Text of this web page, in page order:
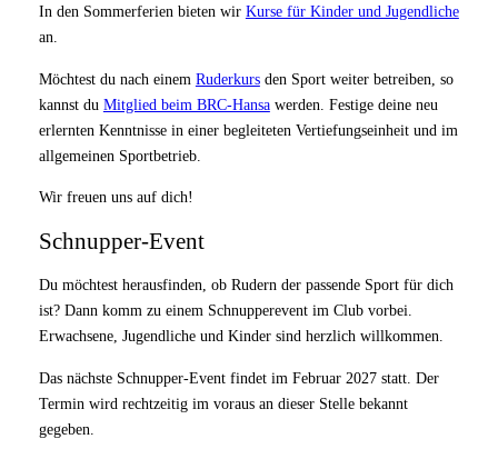
In den Sommerferien bieten wir Kurse für Kinder und Jugendliche
an.
Möchtest du nach einem Ruderkursden Sport weiter betreiben, so
kannst du Mitglied beim BRC-Hansawerden. Festige deine neu
erlernten Kenntnisse in einer begleiteten Vertiefungseinheit und im
allgemeinen Sportbetrieb.
Wir freuen uns auf dich!
Schnupper-Event
Du möchtest herausfinden, ob Rudern der passende Sport für dich
ist? Dann komm zu einem Schnupperevent im Club vorbei.
Erwachsene, Jugendliche und Kinder sind herzlich willkommen.
Das nächste Schnupper-Event findet im Februar 2027 statt. Der
Termin wird rechtzeitig im voraus an dieser Stelle bekannt
gegeben.